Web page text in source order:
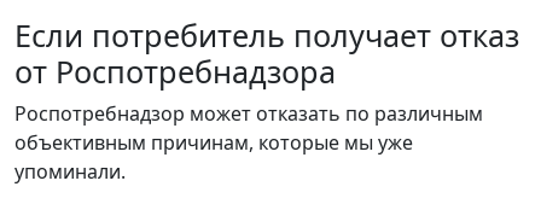
Если потребитель получает отказ
от Роспотребнадзора
Роспотребнадзор может отказать по различным
объективным причинам, которые мы уже
упоминали.